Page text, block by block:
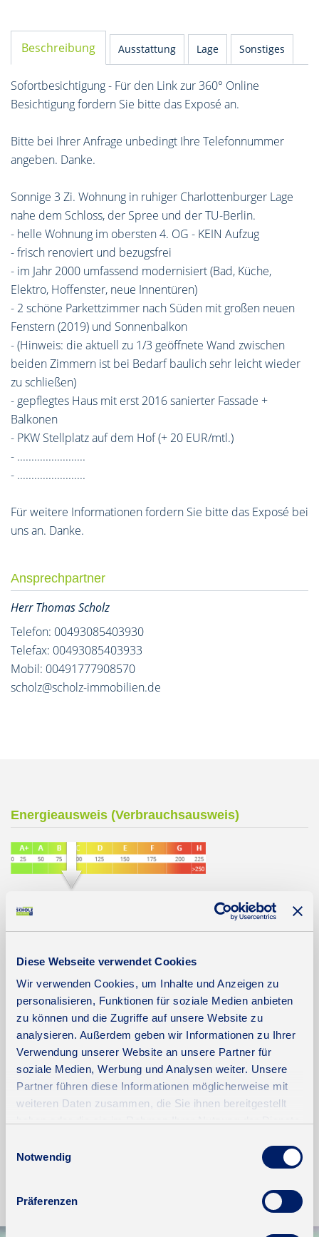
Diese Webseite verwendet Cookies
Wir verwenden Cookies, um Inhalte und Anzeigen zu
personalisieren, Funktionen für soziale Medien anbieten
zu können und die Zugriffe auf unsere Website zu
analysieren. Außerdem geben wir Informationen zu Ihrer
Verwendung unserer Website an unsere Partner für
soziale Medien, Werbung und Analysen weiter. Unsere
Partner führen diese Informationen möglicherweise mit
weiteren Daten zusammen, die Sie ihnen bereitgestellt
Notwendig
Präferenzen
Beschreibung Ausstattung Lage Sonstiges
Sofortbesichtigung - Für den Link zur 360° Online
Besichtigung fordern Sie bitte das Exposé an.
Bitte bei Ihrer Anfrage unbedingt Ihre Telefonnummer
angeben. Danke.
Sonnige 3 Zi. Wohnung in ruhiger Charlottenburger Lage
nahe dem Schloss, der Spree und der TU-Berlin.
- helle Wohnung im obersten 4. OG - KEIN Aufzug
- frisch renoviert und bezugsfrei
- im Jahr 2000 umfassend modernisiert (Bad, Küche,
Elektro, Hoffenster, neue Innentüren)
- 2 schöne Parkettzimmer nach Süden mit großen neuen
Fenstern (2019) und Sonnenbalkon
- (Hinweis: die aktuell zu 1/3 geöffnete Wand zwischen
beiden Zimmern ist bei Bedarf baulich sehr leicht wieder
zu schließen)
- gepflegtes Haus mit erst 2016 sanierter Fassade +
Balkonen
- PKW Stellplatz auf dem Hof (+ 20 EUR/mtl.)
- ........................
- ........................
Für weitere Informationen fordern Sie bitte das Exposé bei
uns an. Danke.
Ansprechpartner
Herr Thomas Scholz
Telefon: 00493085403930
Telefax: 00493085403933
Mobil: 00491777908570
scholz@scholz-immobilien.de
Energieausweis (Verbrauchsausweis)
Weitere Informationen
Wesentlicher Energieträger
Fernwärme
Energieausweis gültig bis
2029-05-20
Energieausweis Jahrgang
ab dem 1.5.2014
Energieausweis Werteklasse
C
Energieausweis Baujahr
1955
Heizung